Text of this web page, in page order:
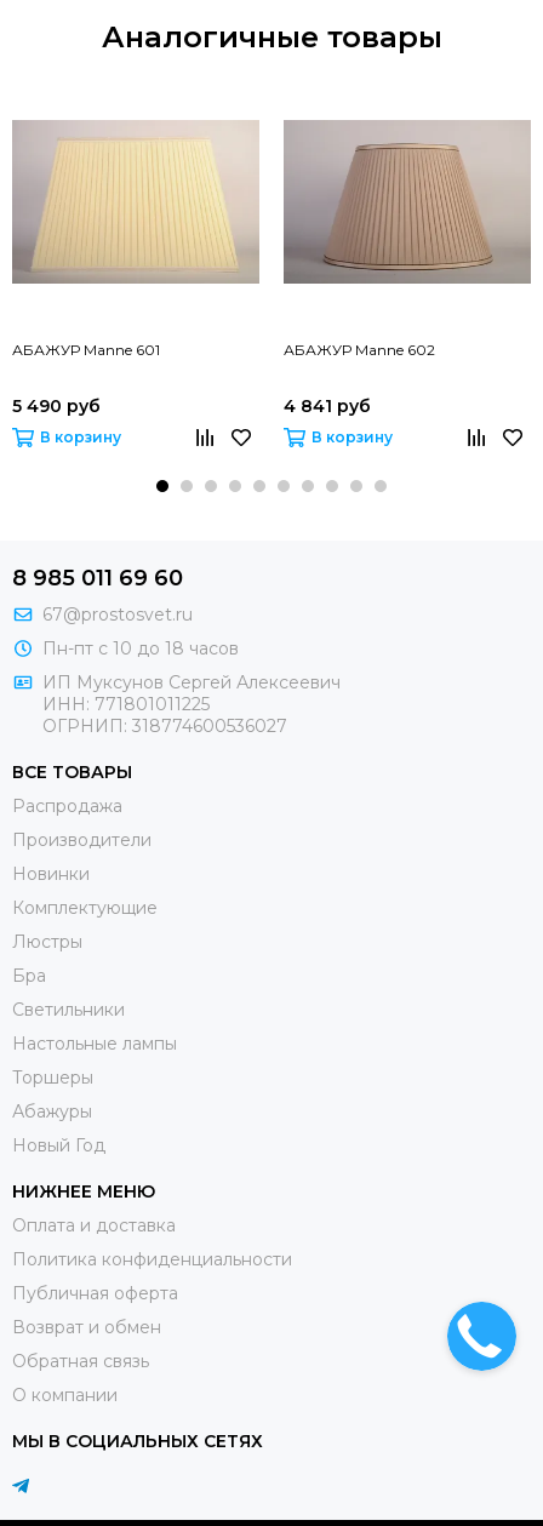
Аналогичные товары
АБАЖУР Manne 601
5 490 руб
В корзину
АБАЖУР Manne 602
4 841 руб
В корзину
8 985 011 69 60
67@prostosvet.ru
Пн-пт с 10 до 18 часов
ИП Муксунов Сергей Алексеевич
ИНН: 771801011225
ОГРНИП: 318774600536027
ВСЕ ТОВАРЫ
Распродажа
Производители
Новинки
Комплектующие
Люстры
Бра
Светильники
Настольные лампы
Торшеры
Абажуры
Новый Год
НИЖНЕЕ МЕНЮ
Оплата и доставка
Политика конфиденциальности
Публичная оферта
Возврат и обмен
Обратная связь
О компании
МЫ В СОЦИАЛЬНЫХ СЕТЯХ